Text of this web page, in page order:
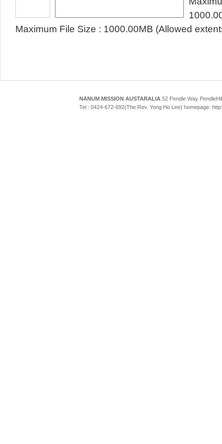
Maximum File Size : 1000.00MB (Allowed
NANUM MISSION AUSTARALIA 52 Pendle Way
Tel : 0424-672-692(The Rev. Yong Ho Lee) homepage: